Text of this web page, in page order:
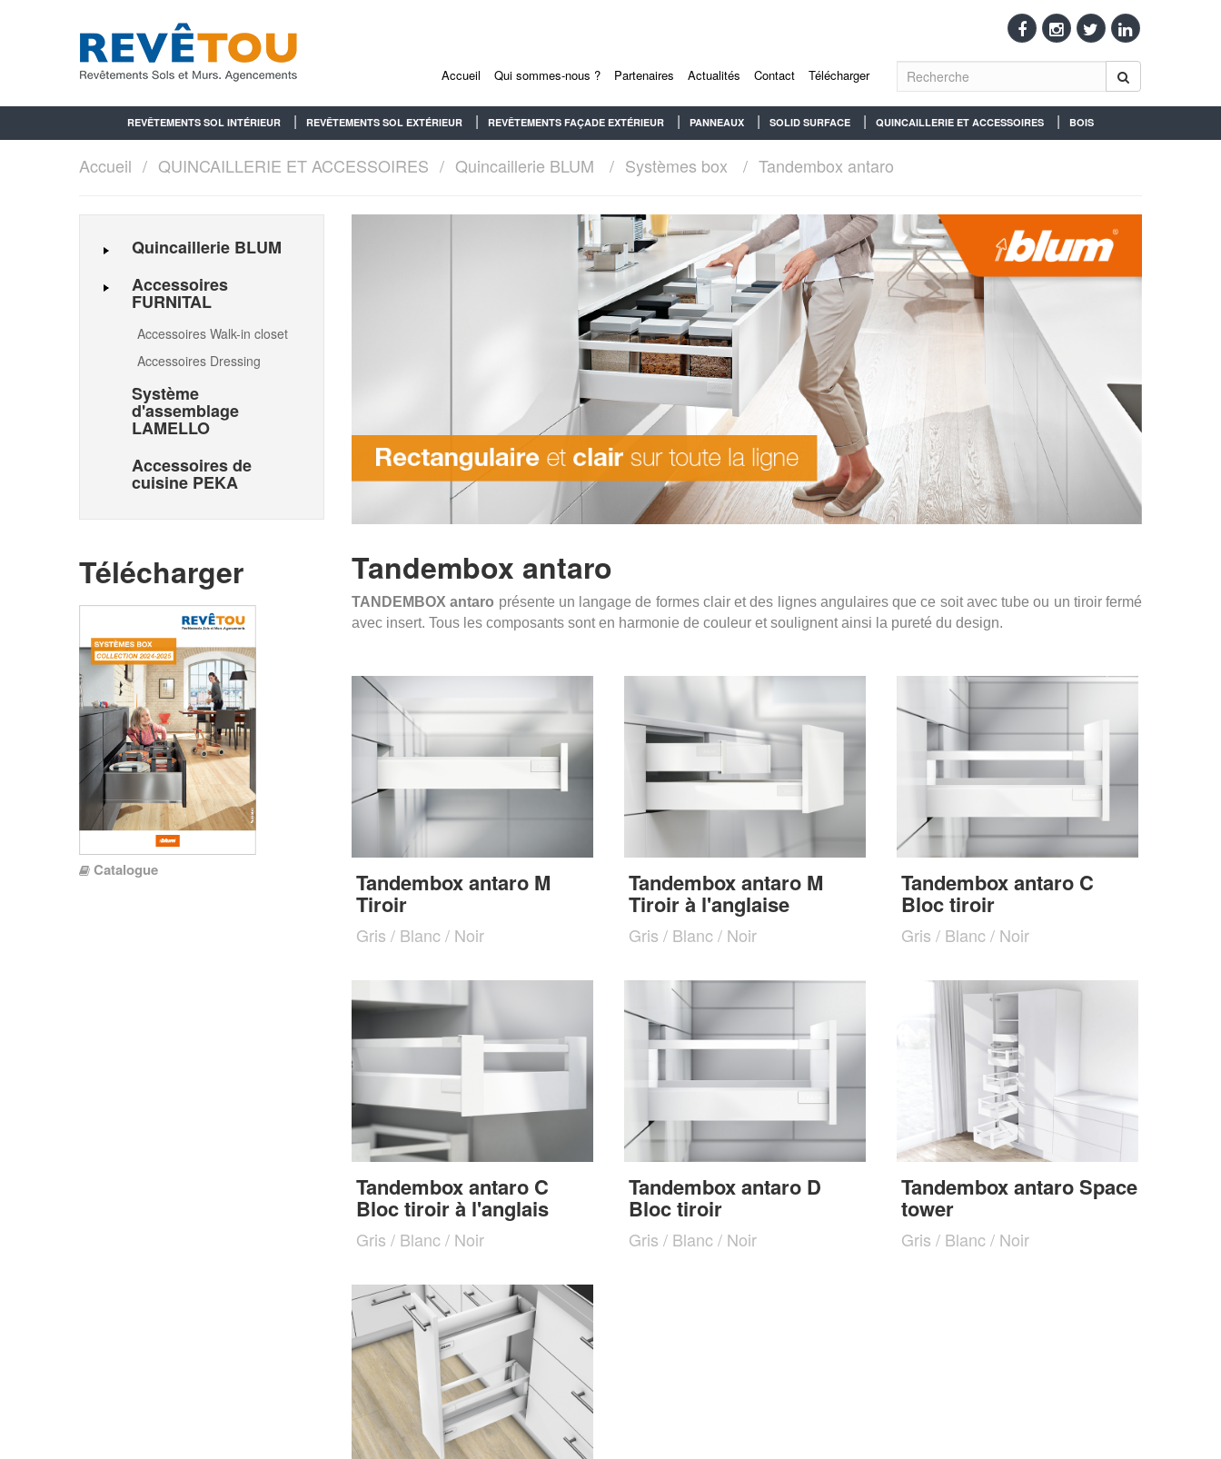
Accueil Qui sommes-nous ? Partenaires Actualités Contact Télécharger
REVÊTEMENTS SOL INTÉRIEUR REVÊTEMENTS SOL EXTÉRIEUR REVÊTEMENTS FAÇADE EXTÉRIEUR PANNEAUX SOLID SURFACE QUINCAILLERIE ET ACCESSOIRES BOIS
Accueil QUINCAILLERIE ET ACCESSOIRES Quincaillerie BLUM Systèmes box Tandembox antaro
Quincaillerie BLUM
Accessoires
FURNITAL
Accessoires Walk-in closet
Accessoires Dressing
Système
d'assemblage
LAMELLO
Accessoires de
cuisine PEKA
Télécharger
Catalogue
Tandembox antaro
TANDEMBOX antaro présente un langage de formes clair et des lignes angulaires que ce soit avec tube ou un tiroir fermé
avec insert. Tous les composants sont en harmonie de couleur et soulignent ainsi la pureté du design.
Tandembox antaro M
Tiroir
Gris / Blanc / Noir
Tandembox antaro M
Tiroir à l'anglaise
Gris / Blanc / Noir
Tandembox antaro C
Bloc tiroir
Gris / Blanc / Noir
Tandembox antaro C
Bloc tiroir à l'anglais
Gris / Blanc / Noir
Tandembox antaro D
Bloc tiroir
Gris / Blanc / Noir
Tandembox antaro Space
tower
Gris / Blanc / Noir